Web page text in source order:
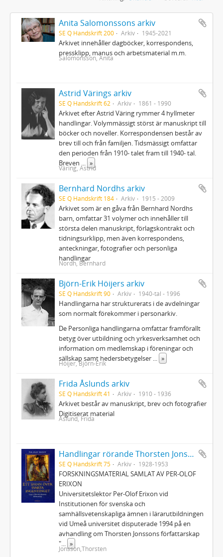
Anita Salomonssons arkiv
SE Q Handskrift 200 Arkiv 1945-2021
Arkivet innehåller dagböcker, korrespondens,
pressklipp, manus och arbetsmaterial m.m.
Salomonsson, Anita
Astrid Värings arkiv
SE Q Handskrift 62 Arkiv 1861 - 1990
Arkivet efter Astrid Väring rymmer 4 hyllmeter
handlingar. Volymmässigt störst är manuskript till
böcker och noveller. Korrespondensen består av
brev till och från familjen. Tidsmässigt omfattar
den perioden från 1910- talet fram till 1940- tal.
Breven
»
Väring, Astrid
Bernhard Nordhs arkiv
SE Q Handskrift 184 Arkiv 1915 - 2009
Arkivet som är en gåva från Bernhard Nordhs
barn, omfattar 31 volymer och innehåller till
största delen manuskript, förlagskontrakt och
tidningsurklipp, men även korrespondens,
anteckningar, fotografier och personliga
handlingar
Nordh, Bernhard
Björn-Erik Höijers arkiv
SE Q Handskrift 90 Arkiv 1940-tal - 1996
Handlingarna har strukturerats i de avdelningar
som normalt förekommer i personarkiv.
De Personliga handlingarna omfattar framförallt
betyg över utbildning och yrkesverksamhet och
information om medlemskap i föreningar och
sällskap samt hedersbetygelser
»
Höijer, Björn-Erik
Frida Åslunds arkiv
SE Q Handskrift 41 Arkiv 1910 - 1936
Arkivet består av manuskript, brev och fotografier
Digitiserat material
Åslund, Frida
Handlingar rörande Thorsten Jonsson
SE Q Handskrift 75 Arkiv 1928-1953
FORSKNINGSMATERIAL SAMLAT AV PER-OLOF
ERIXON
Universitetslektor Per-Olof Erixon vid
Institutionen för svenska och
samhällsvetenskapliga ämnen i lärarutbildningen
vid Umeå universitet disputerade 1994 på en
avhandling om Thorsten Jonssons författarskap
"... »
Jonsson,Thorsten